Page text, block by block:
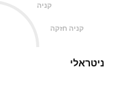
קניה
קניה חזקה
ניטראלי